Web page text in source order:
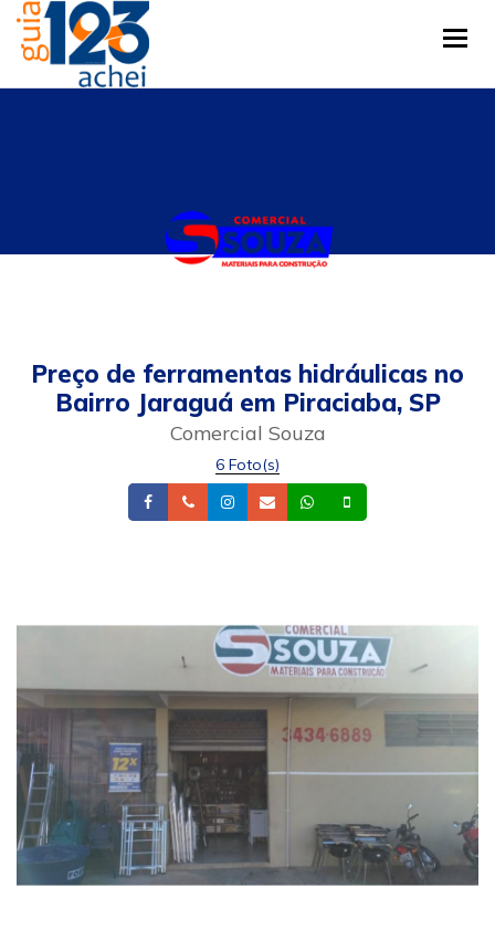
Preço de ferramentas hidráulicas no
Bairro Jaraguá em Piraciaba, SP
Comercial Souza
6 Foto(s)
FacebookTelefoneInstagram
Email Whatsapp